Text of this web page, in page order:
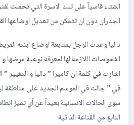
الشتاء قاسياً على تلك الاسرة التي تحملت
الجدران دون ان تتمكن من تعديل اوضاعها
داليا وعدت الرجل بمتابعة اوضاع ابنته
الفحوصات اللازمة لها لمعرفة نوعية مرضها
اشارت في كلمة ان كاميرا ” داليا و التغيير
في ” جالت في الموسم الجديد على مناطقة
سوى الحالات الانسانية بعيداً عن أي تميز
النابع من القناعة الذاتية